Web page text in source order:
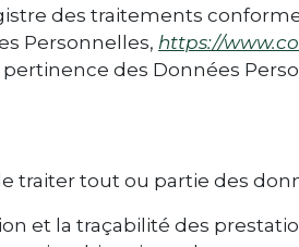
des traitements
Personnelles, https://
pertinence des Données
traiter tout ou partie des
et la traçabilité des